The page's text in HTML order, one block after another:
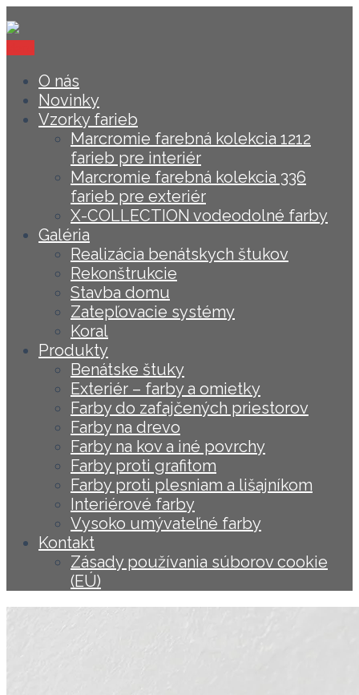
O nás
Novinky
Vzorky farieb
Marcromie farebná kolekcia 1212
farieb pre interiér
Marcromie farebná kolekcia 336
farieb pre exteriér
X-COLLECTION vodeodolné farby
Galéria
Realizácia benátskych štukov
Rekonštrukcie
Stavba domu
Zatepľovacie systémy
Koral
Produkty
Benátske štuky
Exteriér – farby a omietky
Farby do zafajčených priestorov
Farby na drevo
Farby na kov a iné povrchy
Farby proti grafitom
Farby proti plesniam a lišajníkom
Interiérové farby
Vysoko umývateľné farby
Kontakt
Zásady používania súborov cookie
(EÚ)